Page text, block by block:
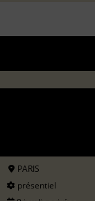
PARIS
présentiel